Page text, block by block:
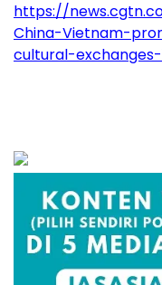
https://
China-Vietnam-
cultural-